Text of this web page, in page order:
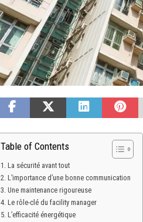
Table of Contents
La sécurité avant tout
L’importance d’une bonne communication
Une maintenance rigoureuse
Le rôle-clé du facility manager
L’efficacité énergétique